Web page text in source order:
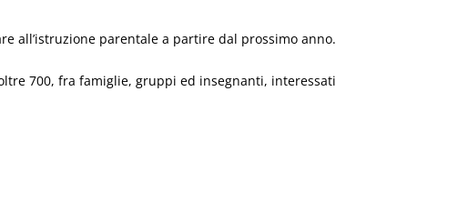
all’istruzione parentale a partire dal prossimo anno.
700, fra famiglie, gruppi ed insegnanti, interessati